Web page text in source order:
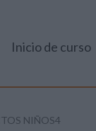
Inicio de curso
NIÑOS4